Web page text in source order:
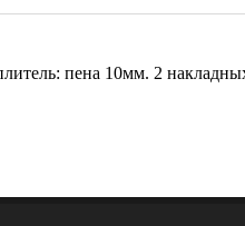
пена 10мм. 2